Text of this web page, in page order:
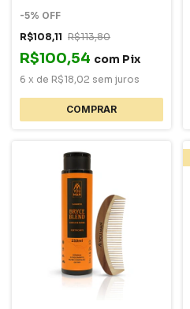
-5% OFF
R$108,11 R$113,80
R$100,54 com Pix
6 x de R$18,02 sem juros